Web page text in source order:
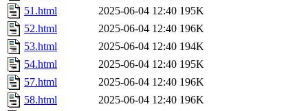
51.html
2025-06-04 12:40 195K
52.html
2025-06-04 12:40 196K
53.html
2025-06-04 12:40 194K
54.html
2025-06-04 12:40 195K
57.html
2025-06-04 12:40 196K
58.html
2025-06-04 12:40 196K